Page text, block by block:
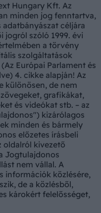
Hungary Kft. Az
minden jog fenntartva,
céljára
jogról szóló 1999. évi
a törvény
szolgáltatások
Európai Parlament és
4. cikke alapján! Az
különösen, de nem
grafikákat,
és videókat stb. – az
kizárólagos
minden és bármely
előzetes írásbeli
oldalról kivezető
Jogtulajdonos
nem vállal. A
információk közlésére,
de a közlésből,
károkért felelősséget,